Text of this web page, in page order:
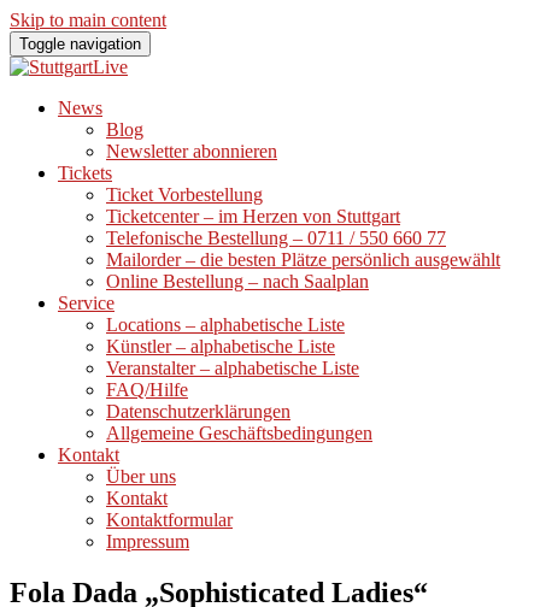
Skip to main content
Toggle navigation
News
Blog
Newsletter abonnieren
Tickets
Ticket Vorbestellung
Ticketcenter – im Herzen von Stuttgart
Telefonische Bestellung – 0711 / 550 660 77
Mailorder – die besten Plätze persönlich ausgewählt
Online Bestellung – nach Saalplan
Service
Locations – alphabetische Liste
Künstler – alphabetische Liste
Veranstalter – alphabetische Liste
FAQ/Hilfe
Datenschutzerklärungen
Allgemeine Geschäftsbedingungen
Kontakt
Über uns
Kontakt
Kontaktformular
Impressum
Fola Dada „Sophisticated Ladies“